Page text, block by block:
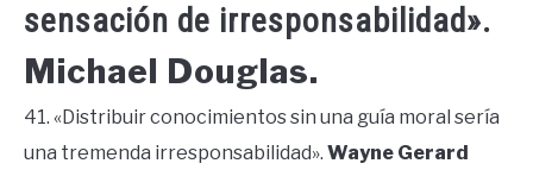
sensación de irresponsabilidad».
Michael Douglas.
41. «Distribuir conocimientos sin una guía moral sería
una tremenda irresponsabilidad». Wayne Gerard